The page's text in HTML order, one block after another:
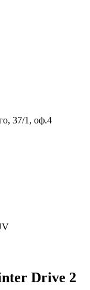
37/1, оф.4
Drive 2